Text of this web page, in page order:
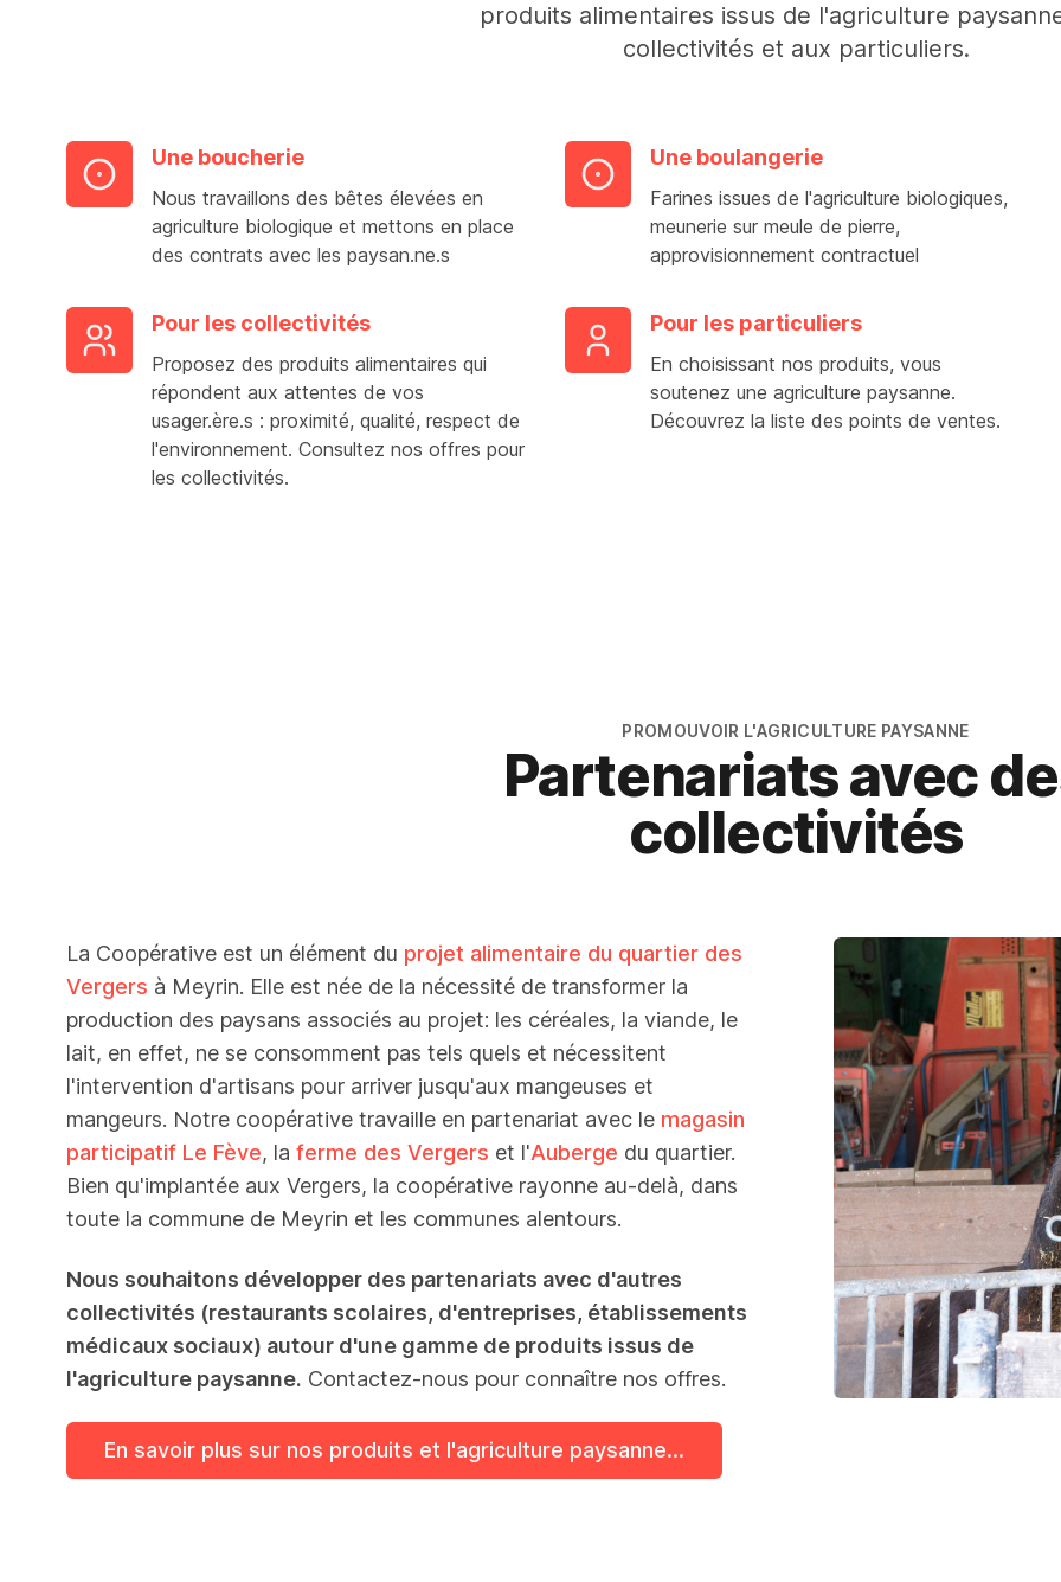
produits alimentaires issus de l'agriculture
collectivités et aux particuliers.
Une boucherie
Nous travaillons des bêtes élevées en
agriculture biologique et mettons en place
des contrats avec les paysan.ne.s
Une boulangerie
Farines issues de l'agriculture biologiques,
meunerie sur meule de pierre,
approvisionnement contractuel
Pour les collectivités
Proposez des produits alimentaires qui
répondent aux attentes de vos
usager.ère.s : proximité, qualité, respect de
l'environnement. Consultez nos offres pour
les collectivités.
Pour les particuliers
En choisissant nos produits, vous
soutenez une agriculture paysanne.
Découvrez la liste des points de ventes.
PROMOUVOIR L'AGRICULTURE PAYSANNE
Partenariats avec
collectivités
La Coopérative est un élément du projet alimentaire du quartier des
Vergers à Meyrin. Elle est née de la nécessité de transformer la
production des paysans associés au projet: les céréales, la viande, le
lait, en effet, ne se consomment pas tels quels et nécessitent
l'intervention d'artisans pour arriver jusqu'aux mangeuses et
mangeurs. Notre coopérative travaille en partenariat avec le magasin
participatif Le Fève, la ferme des Vergers et l'Auberge du quartier.
Bien qu'implantée aux Vergers, la coopérative rayonne au-delà, dans
toute la commune de Meyrin et les communes alentours.
Nous souhaitons développer des partenariats avec d'autres
collectivités (restaurants scolaires, d'entreprises, établissements
médicaux sociaux) autour d'une gamme de produits issus de
l'agriculture paysanne. Contactez-nous pour connaître nos offres.
En savoir plus sur nos produits et l'agriculture paysanne...